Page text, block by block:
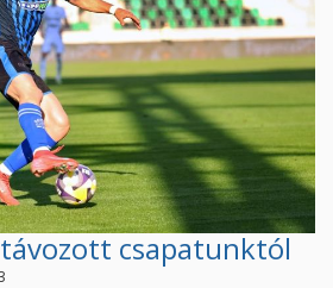
csapatunktól